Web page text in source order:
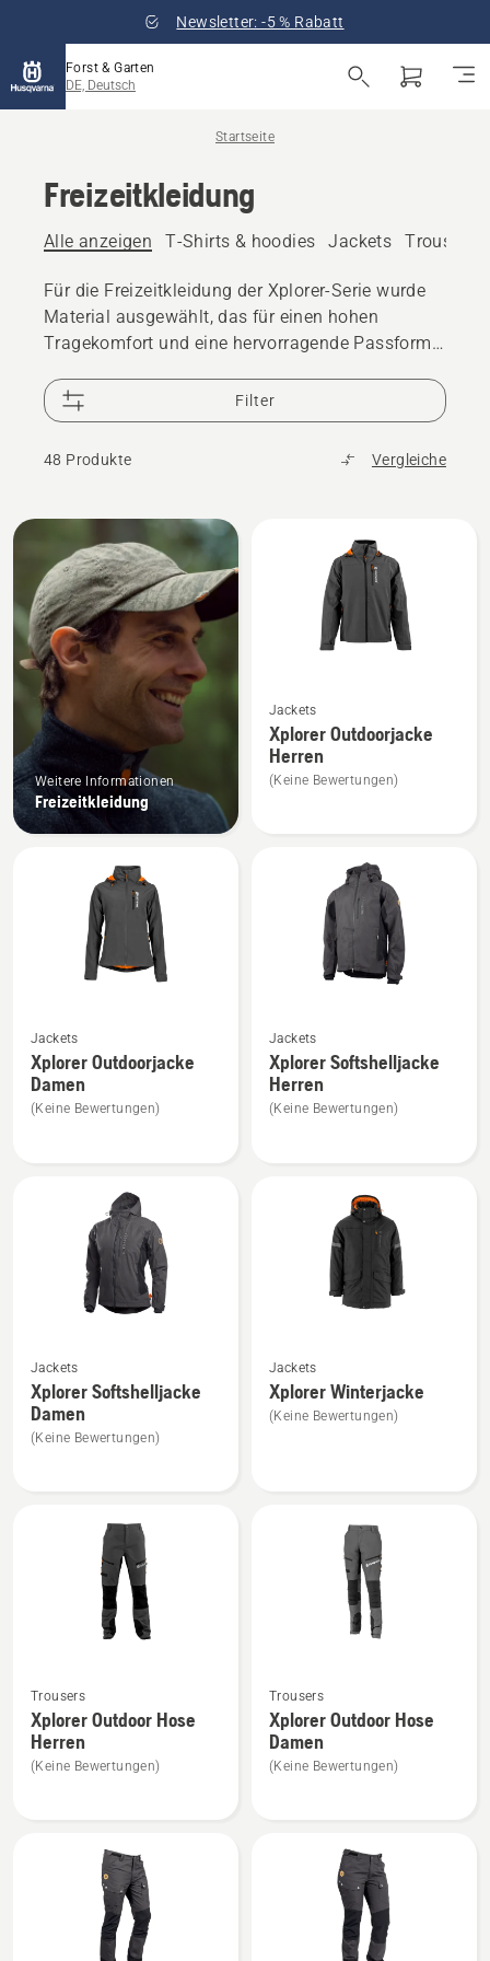
Newsletter: -5 % Rabatt
Forst & Garten
DE, Deutsch
Startseite
Freizeitkleidung
Alle anzeigen T-Shirts & hoodies Jackets Trousers
Für die Freizeitkleidung der Xplorer-Serie wurde
Material ausgewählt, das für einen hohen
Tragekomfort und eine hervorragende Passform
Filter
48 Produkte Vergleiche
Alle
Produkte
Weitere Informationen
Freizeitkleidung
Details
zu
Xplorer
Outdoorjacke
Jackets
Xplorer Outdoorjacke
Herren
(Keine Bewertungen)
Details
zu
Xplorer
Outdoorjacke
Jackets
Xplorer Outdoorjacke
Damen
(Keine Bewertungen)
Details
zu
Xplorer
Softshelljacke
Jackets
Xplorer Softshelljacke
Herren
(Keine Bewertungen)
Details
zu
Xplorer
Softshelljacke
Jackets
Xplorer Softshelljacke
Damen
(Keine Bewertungen)
Details
zu
Xplorer
Jackets
Xplorer Winterjacke
(Keine Bewertungen)
Details
zu
Xplorer
Outdoor
Trousers
Xplorer Outdoor Hose
Herren
(Keine Bewertungen)
Details
zu
Xplorer
Outdoor
Trousers
Xplorer Outdoor Hose
Damen
(Keine Bewertungen)